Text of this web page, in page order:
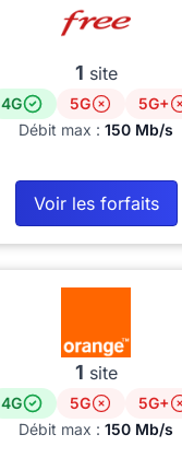
1 site
4G 5G
5G+
Débit max : 150 Mb/s
Voir les forfaits
1 site
4G 5G
5G+
Débit max : 150 Mb/s